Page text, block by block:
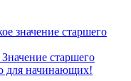
значение старшего
старшего
для начинающих!